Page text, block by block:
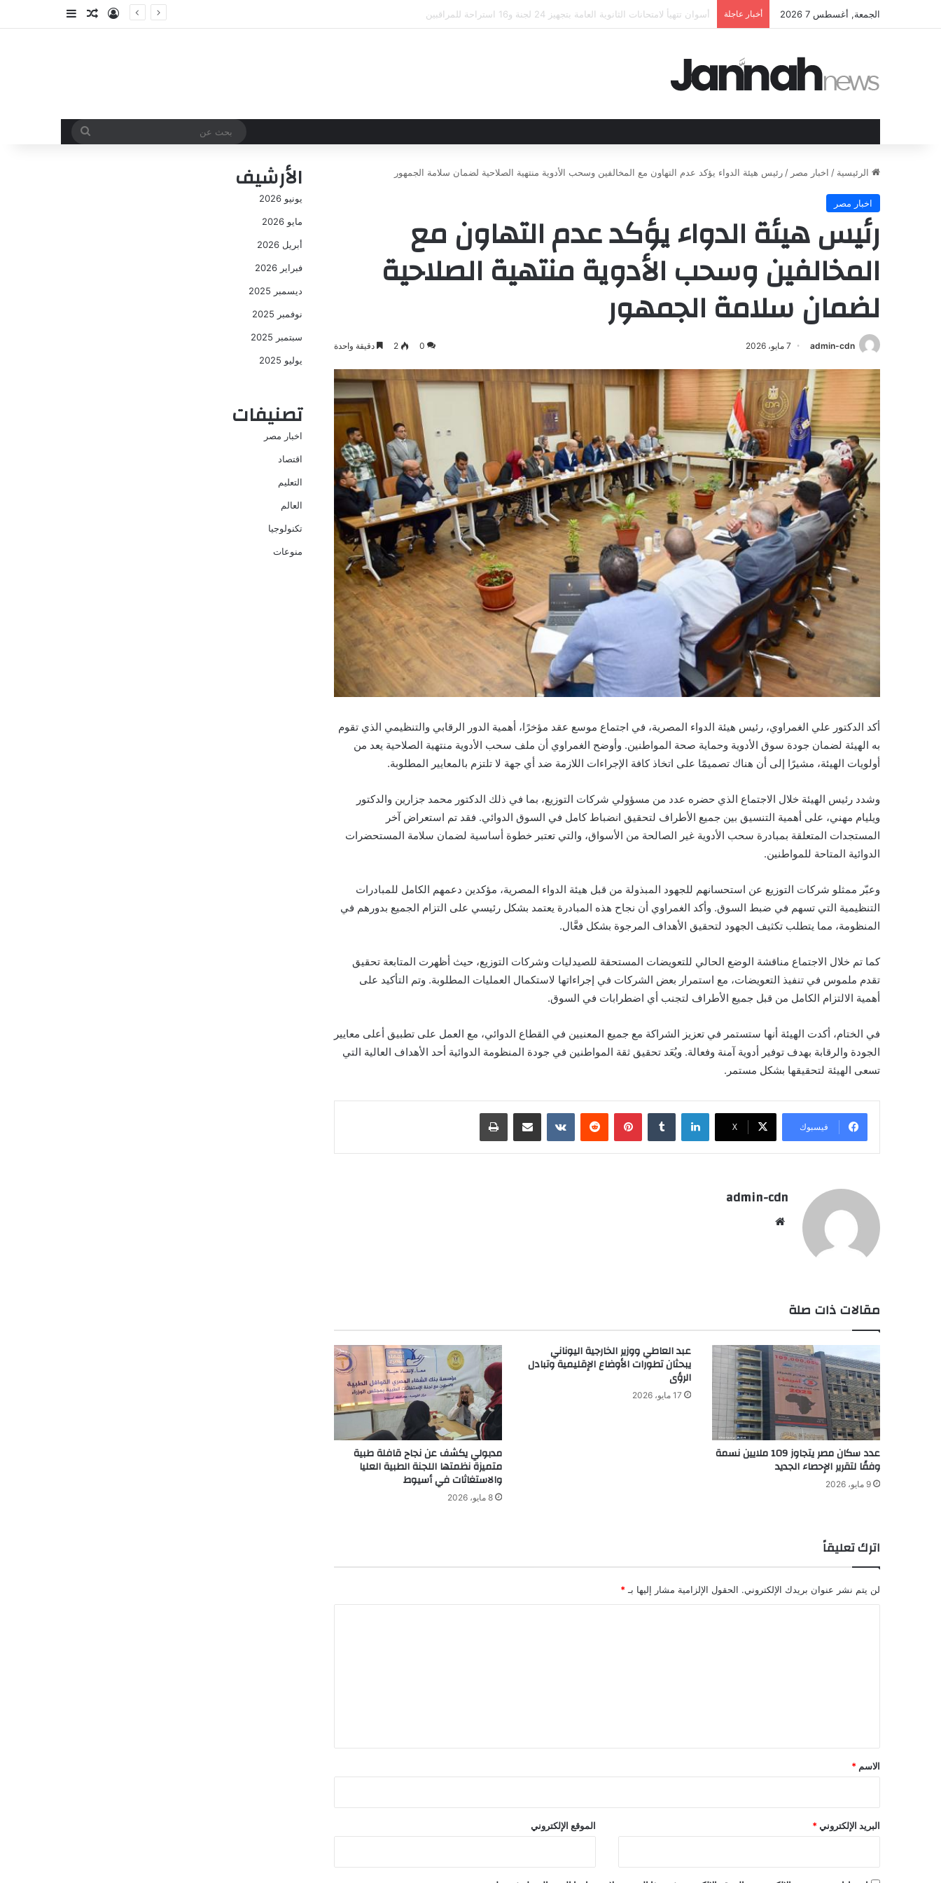
الجمعة, أغسطس 7 2026 أخبار عاجلة الهند وقبرص تعززان علاقاتهما من خلال تأسيس شراكة استراتيجية جديدة تسجيل الدخول
مقال عشوائي
إضافة عمود
بحث
الرئيسية / اخبار مصر / رئيس هيئة الدواء يؤكد عدم التهاون مع المخالفين وسحب الأدوية منتهية الصلاحية لضمان سلامة الجمهور
اخبار مصر
رئيس هيئة الدواء يؤكد عدم التهاون مع
المخالفين وسحب الأدوية منتهية الصلاحية
لضمان سلامة الجمهور
admin-cdn 7 مايو، 2026 0
2 دقيقة واحدة
أكد الدكتور علي الغمراوي، رئيس هيئة الدواء المصرية، في اجتماع موسع عقد مؤخرًا، أهمية الدور الرقابي والتنظيمي الذي تقوم
به الهيئة لضمان جودة سوق الأدوية وحماية صحة المواطنين. وأوضح الغمراوي أن ملف سحب الأدوية منتهية الصلاحية يعد من
أولويات الهيئة، مشيرًا إلى أن هناك تصميمًا على اتخاذ كافة الإجراءات اللازمة ضد أي جهة لا تلتزم بالمعايير المطلوبة.
وشدد رئيس الهيئة خلال الاجتماع الذي حضره عدد من مسؤولي شركات التوزيع، بما في ذلك الدكتور محمد جزارين والدكتور
ويليام مهني، على أهمية التنسيق بين جميع الأطراف لتحقيق انضباط كامل في السوق الدوائي. فقد تم استعراض آخر
المستجدات المتعلقة بمبادرة سحب الأدوية غير الصالحة من الأسواق، والتي تعتبر خطوة أساسية لضمان سلامة المستحضرات
الدوائية المتاحة للمواطنين.
وعبّر ممثلو شركات التوزيع عن استحسانهم للجهود المبذولة من قبل هيئة الدواء المصرية، مؤكدين دعمهم الكامل للمبادرات
التنظيمية التي تسهم في ضبط السوق. وأكد الغمراوي أن نجاح هذه المبادرة يعتمد بشكل رئيسي على التزام الجميع بدورهم في
المنظومة، مما يتطلب تكثيف الجهود لتحقيق الأهداف المرجوة بشكل فعَّال.
كما تم خلال الاجتماع مناقشة الوضع الحالي للتعويضات المستحقة للصيدليات وشركات التوزيع، حيث أظهرت المتابعة تحقيق
تقدم ملموس في تنفيذ التعويضات، مع استمرار بعض الشركات في إجراءاتها لاستكمال العمليات المطلوبة. وتم التأكيد على
أهمية الالتزام الكامل من قبل جميع الأطراف لتجنب أي اضطرابات في السوق.
في الختام، أكدت الهيئة أنها ستستمر في تعزيز الشراكة مع جميع المعنيين في القطاع الدوائي، مع العمل على تطبيق أعلى معايير
الجودة والرقابة بهدف توفير أدوية آمنة وفعالة. ويُعَد تحقيق ثقة المواطنين في جودة المنظومة الدوائية أحد الأهداف العالية التي
تسعى الهيئة لتحقيقها بشكل مستمر.
فيسبوك X
لينكدإن بينتيريست مشاركة عبر البريد طباعة
admin-cdn
مقالات ذات صلة
عدد سكان مصر يتجاوز 109 ملايين نسمة
وفقًا لتقرير الإحصاء الجديد
9 مايو، 2026
عبد العاطي ووزير الخارجية اليوناني
يبحثان تطورات الأوضاع الإقليمية وتبادل
الرؤى
17 مايو، 2026
مدبولي يكشف عن نجاح قافلة طبية
متميزة نظمتها اللجنة الطبية العليا
والاستغاثات في أسيوط
8 مايو، 2026
اترك تعليقاً
لن يتم نشر عنوان بريدك الإلكتروني. الحقول الإلزامية مشار إليها بـ *
*
الاسم *
البريد الإلكتروني * الموقع الإلكتروني
الأرشيف
يونيو 2026
مايو 2026
أبريل 2026
فبراير 2026
ديسمبر 2025
نوفمبر 2025
سبتمبر 2025
يوليو 2025
تصنيفات
اخبار مصر
اقتصاد
التعليم
العالم
تكنولوجيا
منوعات